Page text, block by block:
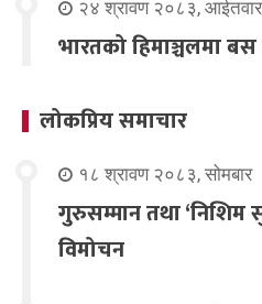
२४ श्रावण २०८३, आईतवार
भारतको हिमाञ्चलमा
लोकप्रिय समाचार
१८ श्रावण २०८३, सोमबार
गुरुसम्मान तथा ‘निशिम
विमोचन